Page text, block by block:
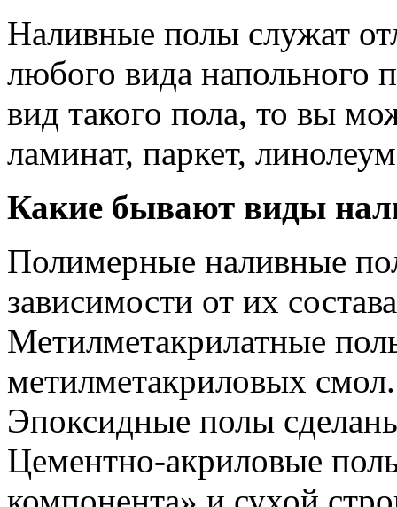
Наливные полы служат
любого вида напольного
вид такого пола, то вы
ламинат, паркет,
Какие бывают виды
Полимерные наливные
зависимости от их
Метилметакрилатные
метилметакриловых смол.
Эпоксидные полы
Цементно-акриловые